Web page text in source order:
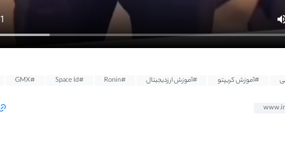
#آموزش کریپتو #آموزش ارزدیجیتال #Ronin
#Space Id
#GMX